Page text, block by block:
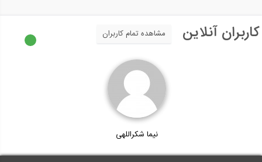
کاربران آنلاین مشاهده تمام کاربران
نیما شکراللهی